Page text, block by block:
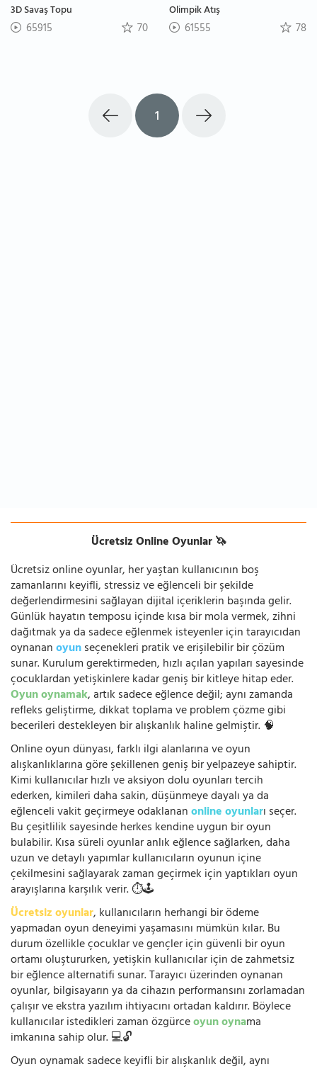
3D Savaş Topu
65915 70
Olimpik Atış
61555 78
1
Ücretsiz Online Oyunlar 🦄
Ücretsiz online oyunlar, her yaştan kullanıcının boş
zamanlarını keyifli, stressiz ve eğlenceli bir şekilde
değerlendirmesini sağlayan dijital içeriklerin başında gelir.
Günlük hayatın temposu içinde kısa bir mola vermek, zihni
dağıtmak ya da sadece eğlenmek isteyenler için tarayıcıdan
oynananoyunseçenekleri pratik ve erişilebilir bir çözüm
sunar. Kurulum gerektirmeden, hızlı açılan yapıları sayesinde
çocuklardan yetişkinlere kadar geniş bir kitleye hitap eder.
Oyun oynamak, artık sadece eğlence değil; aynı zamanda
refleks geliştirme, dikkat toplama ve problem çözme gibi
becerileri destekleyen bir alışkanlık haline gelmiştir. 🧠
Online oyun dünyası, farklı ilgi alanlarına ve oyun
alışkanlıklarına göre şekillenen geniş bir yelpazeye sahiptir.
Kimi kullanıcılar hızlı ve aksiyon dolu oyunları tercih
ederken, kimileri daha sakin, düşünmeye dayalı ya da
eğlenceli vakit geçirmeye odaklananonline oyunları seçer.
Bu çeşitlilik sayesinde herkes kendine uygun bir oyun
bulabilir. Kısa süreli oyunlar anlık eğlence sağlarken, daha
uzun ve detaylı yapımlar kullanıcıların oyunun içine
çekilmesini sağlayarak zaman geçirmek için yaptıkları oyun
arayışlarına karşılık verir. ⏱️🕹️
Ücretsiz oyunlar, kullanıcıların herhangi bir ödeme
yapmadan oyun deneyimi yaşamasını mümkün kılar. Bu
durum özellikle çocuklar ve gençler için güvenli bir oyun
ortamı oluştururken, yetişkin kullanıcılar için de zahmetsiz
bir eğlence alternatifi sunar. Tarayıcı üzerinden oynanan
oyunlar, bilgisayarın ya da cihazın performansını zorlamadan
çalışır ve ekstra yazılım ihtiyacını ortadan kaldırır. Böylece
kullanıcılar istedikleri zaman özgürceoyun oynama
imkanına sahip olur. 💻🔓
Oyun oynamak sadece keyifli bir alışkanlık değil, aynı